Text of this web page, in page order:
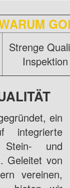
Strenge
Inspektion
ein
integrierte
Stein- und
Geleitet von
vereinen,